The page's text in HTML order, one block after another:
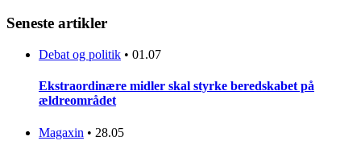
Seneste artikler
Debat og politik • 01.07
Ekstraordinære midler skal styrke beredskabet på
ældreområdet
Magaxin • 28.05